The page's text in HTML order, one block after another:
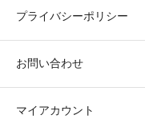
プライバシーポリシー
お問い合わせ
マイアカウント